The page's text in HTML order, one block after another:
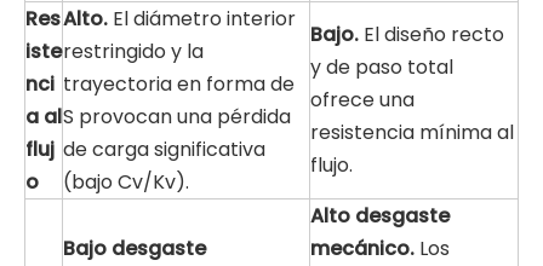
Res
iste
nci
a al
fluj
o
Alto. El diámetro interior
restringido y la
trayectoria en forma de
S provocan una pérdida
de carga significativa
(bajo Cv/Kv).
Bajo. El diseño recto
y de paso total
ofrece una
resistencia mínima al
flujo.
Bajo desgaste
Alto desgaste
mecánico. Los